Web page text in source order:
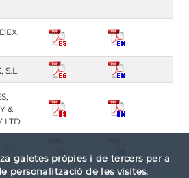
galetes pròpies i de tercers per a
personalització de les visites,
S.L.
&
LTD